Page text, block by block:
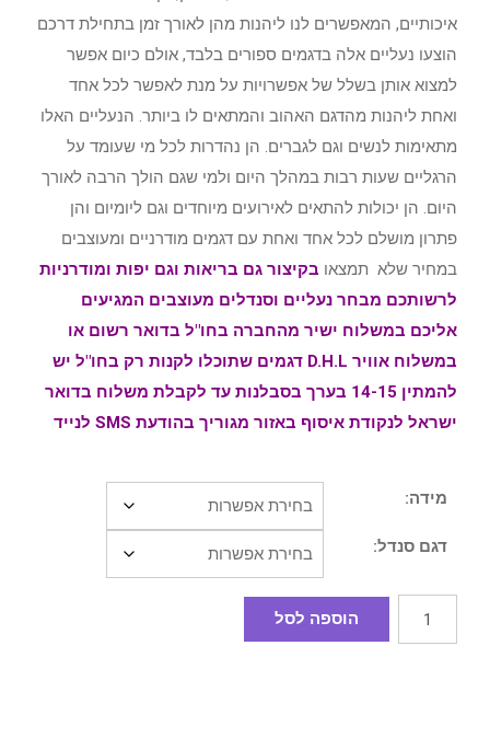
איכותיים, המאפשרים לנו ליהנות מהן לאורך זמן בתחילת דרכם
הוצעו נעליים אלה בדגמים ספורים בלבד, אולם כיום אפשר
למצוא אותן בשלל של אפשרויות על מנת לאפשר לכל אחד
ואחת ליהנות מהדגם האהוב והמתאים לו ביותר. הנעליים האלו
מתאימות לנשים וגם לגברים. הן נהדרות לכל מי שעומד על
הרגליים שעות רבות במהלך היום ולמי שגם הולך הרבה לאורך
היום. הן יכולות להתאים לאירועים מיוחדים וגם ליומיום והן
פתרון מושלם לכל אחד ואחת עם דגמים מודרניים ומעוצבים
במחיר שלא תמצאו בקיצור גם בריאות וגם יפות ומודרניות
לרשותכם מבחר נעליים וסנדלים מעוצבים המגיעים
אליכם במשלוח ישיר מהחברה בחו"ל בדואר רשום או
במשלוח אוויר D.H.L דגמים שתוכלו לקנות רק בחו"ל יש
להמתין 14-15 בערך בסבלנות עד לקבלת משלוח בדואר
ישראל לנקודת איסוף באזור מגוריך בהודעת SMS לנייד
מידה:
דגם סנדל:
הוספה לסל